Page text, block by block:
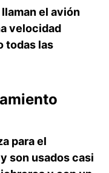
el avión
velocidad
todas las
para el
son usados casi